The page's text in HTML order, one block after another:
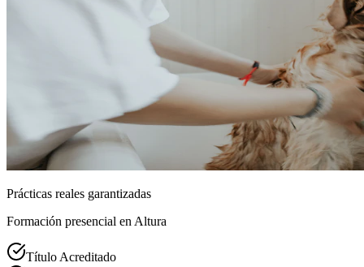
Prácticas reales garantizadas
Formación presencial en Altura
Título Acreditado